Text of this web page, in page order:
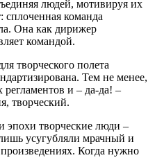
людей, мотивируя их
сплоченная команда
Она как дирижер
командой.
творческого полета
Тем не менее,
регламентов и – да-да! –
творческий.
эпохи творческие люди –
усугубляли мрачный и
произведениях. Когда нужно